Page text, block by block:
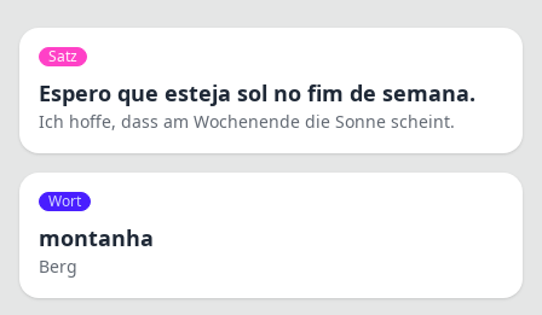
Satz
Espero que esteja sol no fim de semana.
Ich hoffe, dass am Wochenende die Sonne scheint.
Wort
montanha
Berg